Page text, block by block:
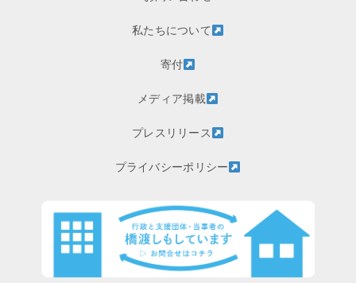
私たちについて
寄付
メディア掲載
プレスリリース
プライバシーポリシー